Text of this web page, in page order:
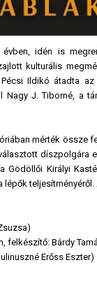
idén is
kulturális
Ildikó átadta
Nagy J. Tiborné, a
mérték össze
díszpolgára
Gödöllői Királyi
felkészítő: Bárdy
Erőss Eszter)